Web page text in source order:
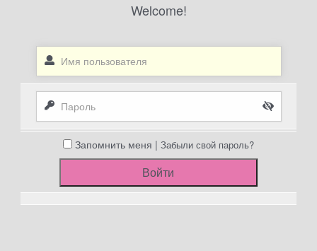
Welcome!
Запомнить меня | Забыли свой пароль?